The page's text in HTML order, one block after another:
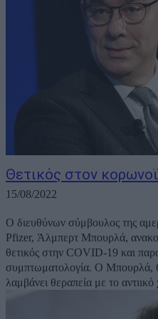
Θετικός στον
15/08/2022
Ο διευθύνων σύμβουλος της
Pfizer, Άλμπερτ Μπουρλά,
θετικός στην COVID-19 και
συμπτωματολογία. Ο Μπουρλά, 60 ετών, είπε πως ξεκίνησε να
λαμβάνει θεραπεία με το αντιικό